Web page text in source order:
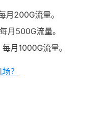
200G流量。
月500G流量。
月1000G流量。
？